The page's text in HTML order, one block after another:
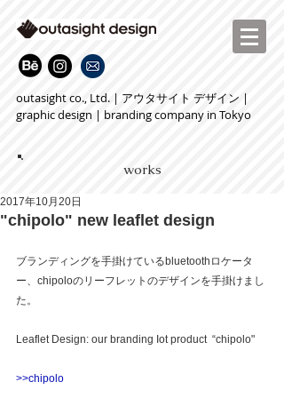
outasight co., Ltd. | アウタサイト デザイン |
graphic design | branding company in Tokyo
works
"chipolo" new leaflet design
2017年10月20日
ブランディングを手掛けているbluetoothロケータ
ー、chipoloのリーフレットのデザインを手掛けまし
た。
Leaflet Design: our branding Iot product  “chipolo"
>>chipolo